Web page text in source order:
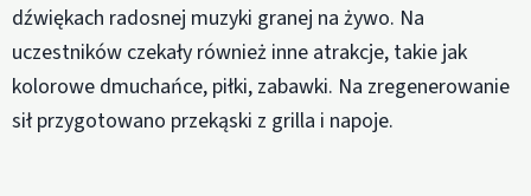
dźwiękach radosnej muzyki granej na żywo. Na
uczestników czekały również inne atrakcje, takie jak
kolorowe dmuchańce, piłki, zabawki. Na zregenerowanie
sił przygotowano przekąski z grilla i napoje.